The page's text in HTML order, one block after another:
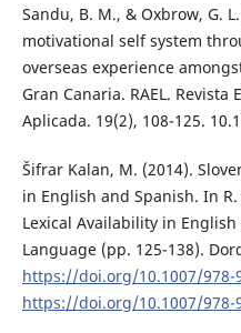
Sandu, B. M., & Oxbrow, G.
motivational self system
overseas experience
Gran Canaria. RAEL.
Aplicada. 19(2), 108-125.
Šifrar Kalan, M. (2014).
in English and Spanish. In
Lexical Availability in
Language (pp. 125-138).
https://doi.org/10.1007/978-
https://doi.org/10.1007/978-